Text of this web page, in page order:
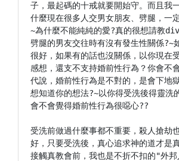
子，最起碼的十戒就要開始守。而且我
什麼現在很多人交男女朋友、劈腿，一
~為什麼不能純純的愛?真的很想請教
劈腿的男友交往時有沒有發生性關係?~
很好，如果有的話也沒關係，以你現在
感想，還支不支持婚前性行為？你會不
代說，婚前性行為是不對的，是會下地
想知道你的想法?~以你得受洗後得靈洗
會不會覺得婚前性行為很噁心??
受洗前做過什麼事都不重要，殺人搶劫
好，只要受洗後，真心追求神的道才是
接觸真教會前，我也是不折不扣的"外